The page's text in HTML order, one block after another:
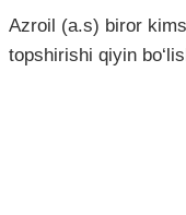
Azroil (a.s) biror
topshirishi qiyin